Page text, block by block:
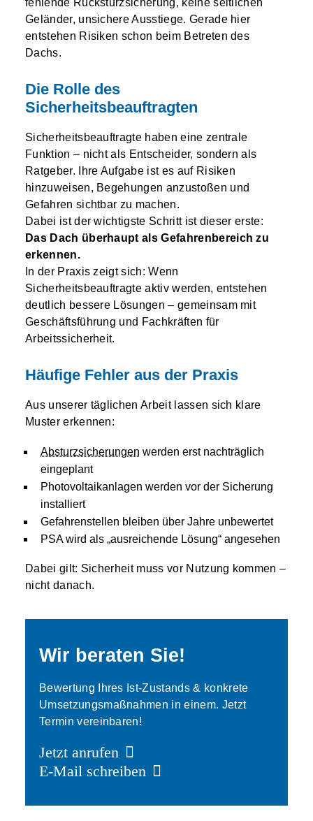
fehlende Rücksturzsicherung, keine seitlichen
Geländer, unsichere Ausstiege. Gerade hier
entstehen Risiken schon beim Betreten des
Dachs.
Die Rolle des
Sicherheitsbeauftragten
Sicherheitsbeauftragte haben eine zentrale
Funktion – nicht als Entscheider, sondern als
Ratgeber. Ihre Aufgabe ist es auf Risiken
hinzuweisen, Begehungen anzustoßen und
Gefahren sichtbar zu machen.
Dabei ist der wichtigste Schritt ist dieser erste:
Das Dach überhaupt als Gefahrenbereich zu
erkennen.
In der Praxis zeigt sich: Wenn
Sicherheitsbeauftragte aktiv werden, entstehen
deutlich bessere Lösungen – gemeinsam mit
Geschäftsführung und Fachkräften für
Arbeitssicherheit.
Häufige Fehler aus der Praxis
Aus unserer täglichen Arbeit lassen sich klare
Muster erkennen:
Absturzsicherungen werden erst nachträglich
eingeplant
Photovoltaikanlagen werden vor der Sicherung
installiert
Gefahrenstellen bleiben über Jahre unbewertet
PSA wird als „ausreichende Lösung“ angesehen
Dabei gilt: Sicherheit muss vor Nutzung kommen –
nicht danach.
Wir beraten Sie!
Bewertung Ihres Ist-Zustands & konkrete
Umsetzungsmaßnahmen in einem. Jetzt
Termin vereinbaren!
Jetzt anrufen
E-Mail schreiben